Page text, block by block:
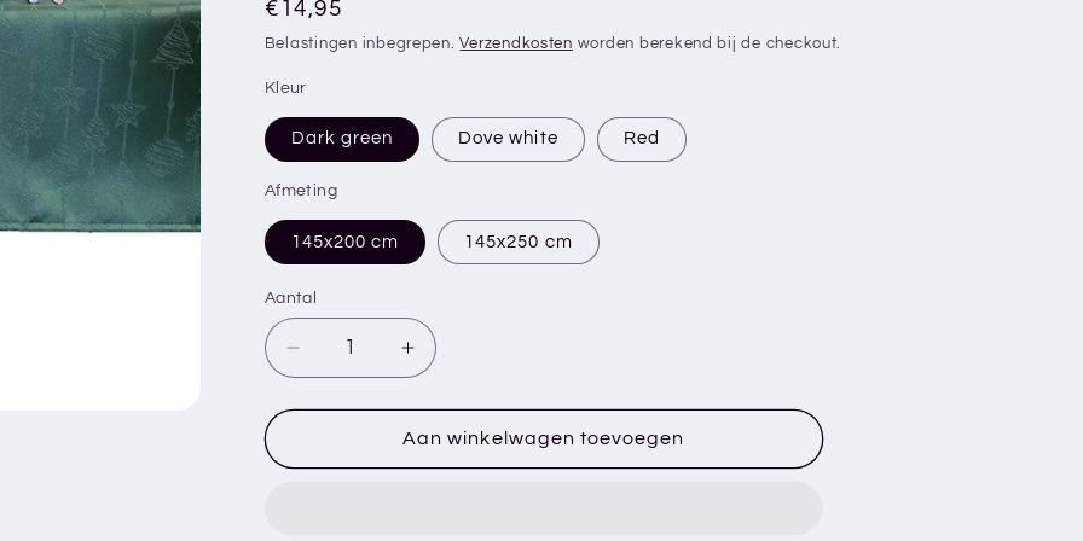
Normale
prijs
€14,95
Belastingen inbegrepen.Verzendkosten worden berekend bij de checkout.
Kleur
Dark green Dove white Red
Afmeting
145x200 cm 145x250 cm
Aantal
Aantal
verlagen
voor
Kersttafelkleed
RAULA
Aantal
verhogen
voor
Kersttafelkleed
RAULA
Aan winkelwagen toevoegen